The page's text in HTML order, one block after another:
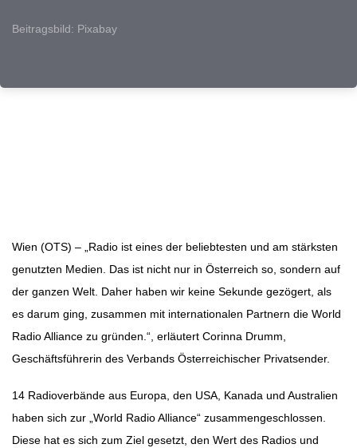
Beitragsbild: Pixabay
Wien (OTS) – „Radio ist eines der beliebtesten und am stärksten
genutzten Medien. Das ist nicht nur in Österreich so, sondern auf
der ganzen Welt. Daher haben wir keine Sekunde gezögert, als
es darum ging, zusammen mit internationalen Partnern die World
Radio Alliance zu gründen.“, erläutert Corinna Drumm,
Geschäftsführerin des Verbands Österreichischer Privatsender.
14 Radioverbände aus Europa, den USA, Kanada und Australien
haben sich zur „World Radio Alliance“ zusammengeschlossen.
Diese hat es sich zum Ziel gesetzt, den Wert des Radios und